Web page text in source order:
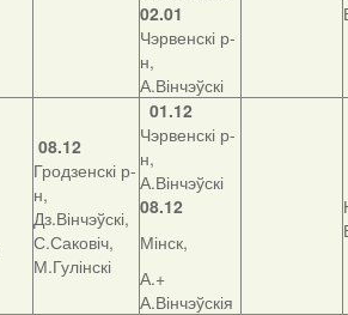
02.01
Чэрвенскі р-
н,
А.Вінчэўскі
08.12
Гродзенскі р-
н,
Дз.Вінчэўскі,
С.Саковіч,
М.Гулінскі
01.12
Чэрвенскі р-
н,
А.Вінчэўскі
08.12
Мінск,
А.+
А.Вінчэўскія